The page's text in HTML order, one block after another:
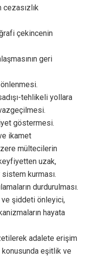
cezasızlık
çekincenin
geri
önlenmesi.
tehlikeli yollara
göstermesi.
ikamet
mültecilerin
uzak,
kurması.
durdurulması.
ve şiddeti önleyici,
hayata
adalete erişim
konusunda eşitlik ve